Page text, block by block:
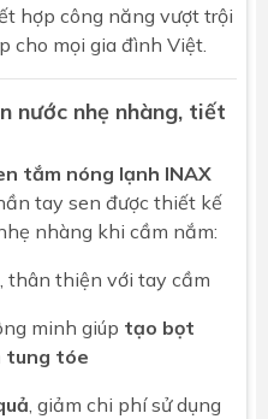
rỉ hợp công năng vượt trội
cho mọi gia đình Việt.
nước nhẹ nhàng, tiết
tắm nóng lạnh INAX
tay sen được thiết kế
nhàng khi cầm nắm:
, thân thiện với tay cầm
minh giúp tạo bọt
tung tóe
, giảm chi phí sử dụng